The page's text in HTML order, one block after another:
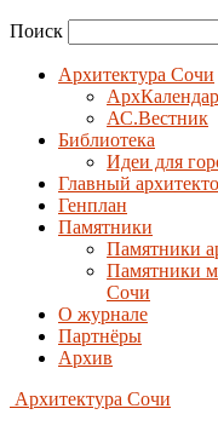
Поиск
Архитектура Сочи
АС.Вестник
Библиотека
Идеи для
Главный
Генплан
Памятники
Памятники
Памятники
Сочи
О журнале
Партнёры
Архив
Архитектура Сочи